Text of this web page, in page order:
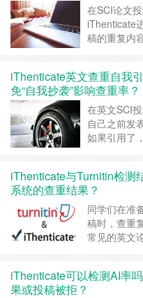
继续阅读 »
在SCI论文
iThenticate
稿的重复内
大量自己之
会被认定为“
重复内容
iThenticate英文查重自我
免“自我抄袭”影响查重率？
在英文SCI
自己之前发
如果引用了
高，进而被
iThenticate
复。 ……继
iThenticate与Turnitin检测
系统的查重结果？
同学们在准
稿时，查重
常见的英文
统的结果？
iThenticate可以检测AI率
果或投稿被拒？